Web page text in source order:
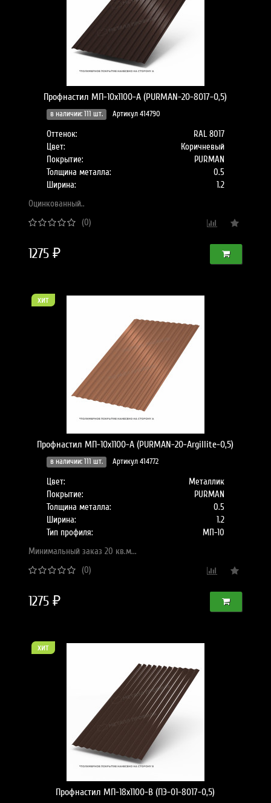
Профнастил МП-10x1100-A (PURMAN-20-8017-0,5)
в наличии: 111 шт. Артикул 414790
Оттенок:
RAL 8017
Цвет:
Коричневый
Покрытие:
PURMAN
Толщина металла:
0.5
Ширина:
1.2
Оцинкованный..
(0)
1275 ₽
хит
Профнастил МП-10x1100-A (PURMAN-20-Argillite-0,5)
в наличии: 111 шт. Артикул 414772
Цвет:
Металлик
Покрытие:
PURMAN
Толщина металла:
0.5
Ширина:
1.2
Тип профиля:
МП-10
Минимальный заказ 20 кв.м...
(0)
1275 ₽
хит
Профнастил МП-18x1100-B (ПЭ-01-8017-0,5)